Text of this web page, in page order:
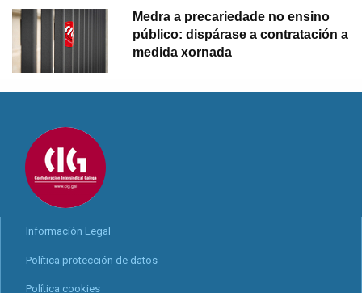
Medra a precariedade no ensino
público: dispárase a contratación a
medida xornada
Información Legal
Política protección de datos
Política cookies